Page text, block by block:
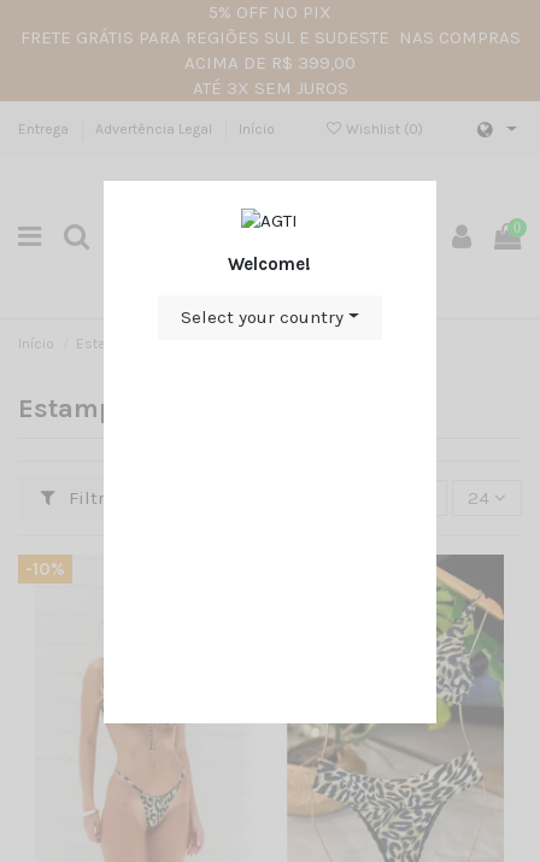
5% OFF NO PIX
FRETE GRÁTIS PARA REGIÕES SUL E SUDESTE NAS COMPRAS
ACIMA DE R$ 399,00
ATÉ 3X SEM JUROS
Entrega Advertência Legal Início Wishlist (0)
0
Início Estampados
Estampados
Filtro 24
-10%
Welcome!
Select your country